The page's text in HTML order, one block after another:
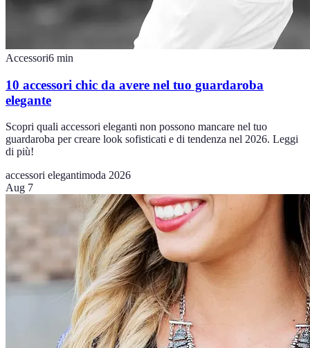
Accessori6 min
10 accessori chic da avere nel tuo guardaroba
elegante
Scopri quali accessori eleganti non possono mancare nel tuo
guardaroba per creare look sofisticati e di tendenza nel 2026. Leggi
di più!
accessori elegantimoda 2026
Aug 7